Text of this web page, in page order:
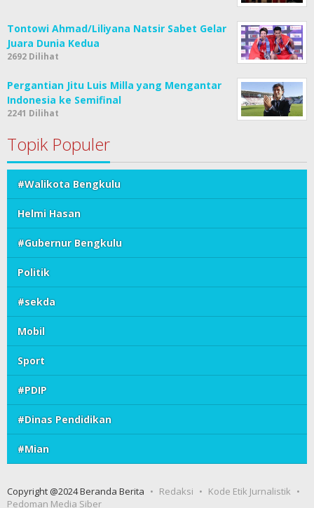
Tontowi Ahmad/Liliyana Natsir Sabet Gelar
Juara Dunia Kedua
2692 Dilihat
Pergantian Jitu Luis Milla yang Mengantar
Indonesia ke Semifinal
2241 Dilihat
Topik Populer
#Walikota Bengkulu
Helmi Hasan
#Gubernur Bengkulu
Politik
#sekda
Mobil
Sport
#PDIP
#Dinas Pendidikan
#Mian
Copyright @2024 Beranda Berita Redaksi
Kode Etik Jurnalistik
Pedoman Media Siber